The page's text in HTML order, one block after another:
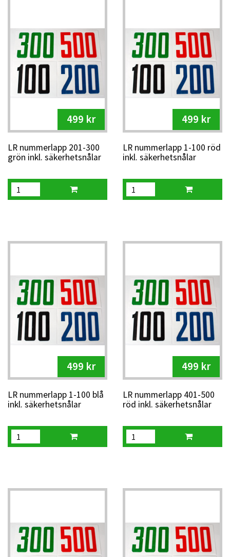
499 kr
LR nummerlapp 201-300
grön inkl. säkerhetsnålar
499 kr
LR nummerlapp 1-100 röd
inkl. säkerhetsnålar
499 kr
LR nummerlapp 1-100 blå
inkl. säkerhetsnålar
499 kr
LR nummerlapp 401-500
röd inkl. säkerhetsnålar